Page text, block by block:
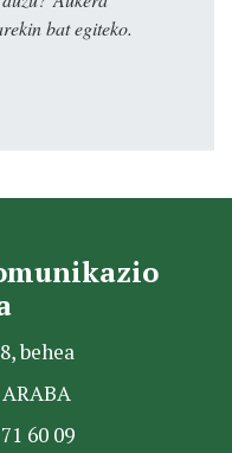
bat egiteko.
behea
60 09